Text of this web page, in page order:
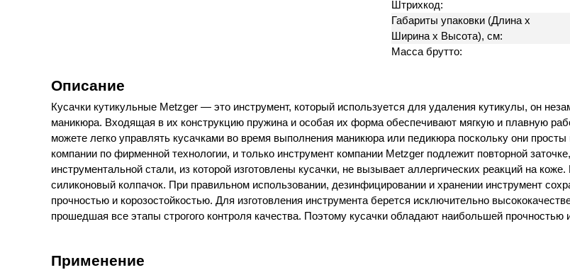
Штрихкод:
Габариты упаковки (Длина х
Ширина х Высота), см:
Масса брутто:
Описание
Кусачки кутикульные Metzger — это инструмент, который используется для удаления кутикулы, он
маникюра. Входящая в их конструкцию пружина и особая их форма обеспечивают мягкую и плавную
можете легко управлять кусачками во время выполнения маникюра или педикюра поскольку они
компании по фирменной технологии, и только инструмент компании Metzger подлежит повторной
инструментальной стали, из которой изготовлены кусачки, не вызывает аллергических реакций на
силиконовый колпачок. При правильном использовании, дезинфицировании и хранении инструмент
прочностью и корозостойкостью. Для изготовления инструмента берется исключительно
прошедшая все этапы строгого контроля качества. Поэтому кусачки обладают наибольшей прочностью
Применение